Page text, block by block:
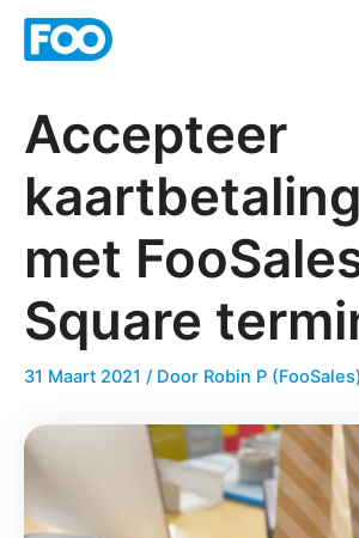
Overslaan
Accepteer
met
Square
31 Maart 2021 / Door Robin P (FooSales)